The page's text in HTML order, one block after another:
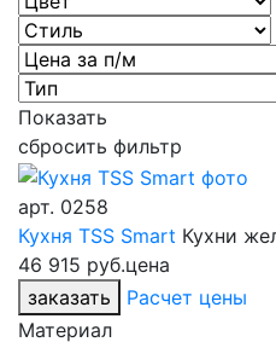
Показать
сбросить фильтр
арт. 0258
Кухня TSS Smart Кухни
46 915 руб.цена
заказать
Расчет цены
Материал